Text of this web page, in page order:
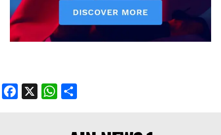
Facebook
X WhatsApp